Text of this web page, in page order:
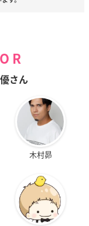
さん
木村昴